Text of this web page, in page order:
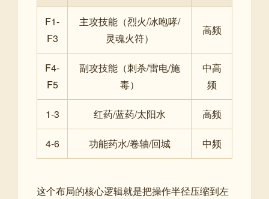
F1-
F3
主攻技能（烈火/冰咆哮/
灵魂火符）
高频
F4-
F5
副攻技能（刺杀/雷电/施
毒）
中高
频
1-3 红药/蓝药/太阳水 高频
4-6 功能药水/卷轴/回城 中频
这个布局的核心逻辑就是把操作半径压缩到左